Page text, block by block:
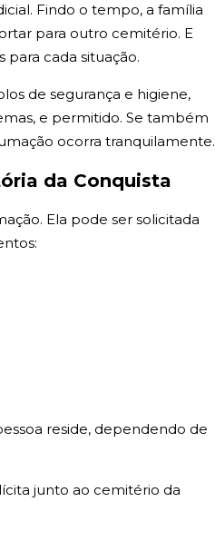
Findo o tempo, a família
para outro cemitério. E
cada situação.
de segurança e higiene,
e permitido. Se também
ocorra tranquilamente.
da Conquista
Ela pode ser solicitada
reside, dependendo de
junto ao cemitério da